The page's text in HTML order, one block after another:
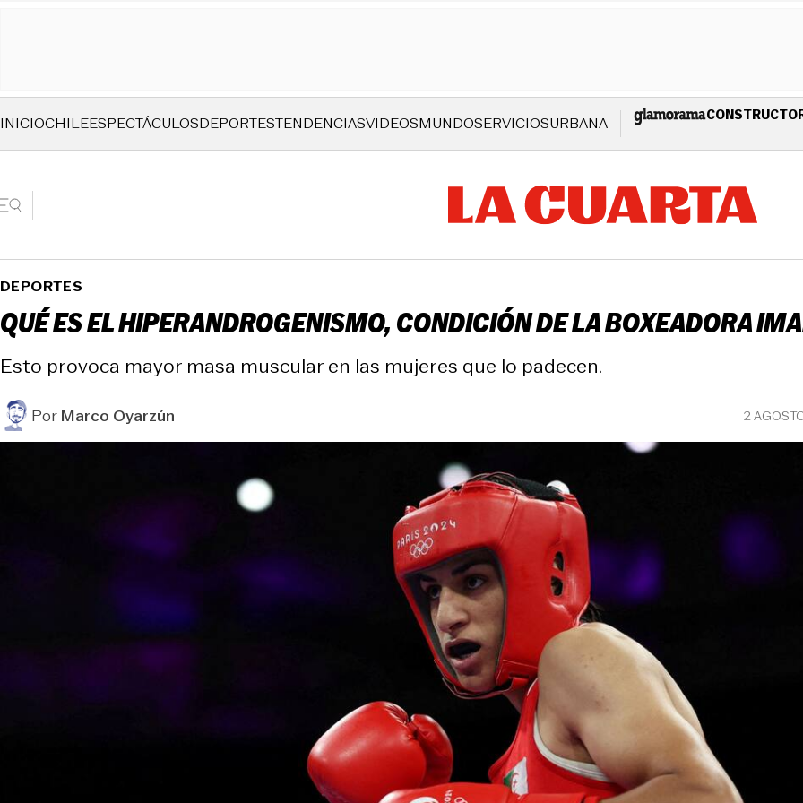
INICIOCHILEESPECTÁCULOSDEPORTESTENDENCIASVIDEOSMUNDOSERVICIOSURBANA
DEPORTES
QUÉ ES EL HIPERANDROGENISMO, CONDICIÓN DE LA BOXEADORA
Esto provoca mayor masa muscular en las mujeres que lo padecen.
PorMarco Oyarzún 2